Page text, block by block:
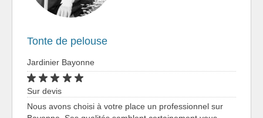
Tonte de pelouse
Jardinier Bayonne
Sur devis
Nous avons choisi à votre place un professionnel sur